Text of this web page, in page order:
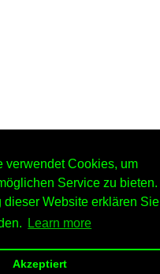
verwendet Cookies, um
Service zu bieten.
dieser Website erklären Sie
Learn more
Akzeptiert